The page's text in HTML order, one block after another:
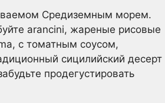
Средиземным морем.
arancini, жареные рисовые
с томатным соусом,
сицилийский десерт
продегустировать